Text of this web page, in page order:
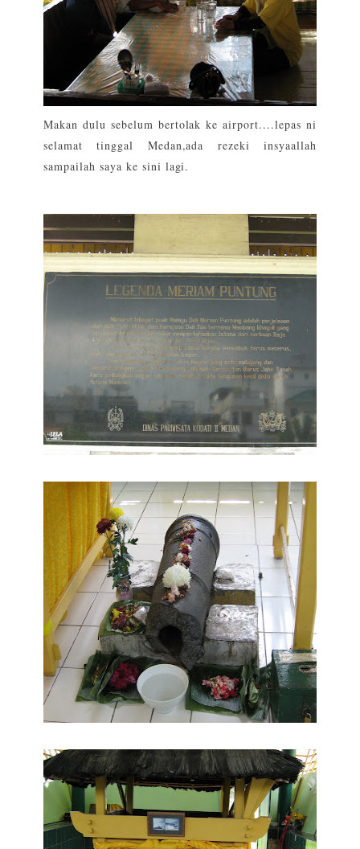
Makan dulu sebelum bertolak ke airport....lepas ni
selamat tinggal Medan,ada rezeki insyaallah
sampailah saya ke sini lagi.